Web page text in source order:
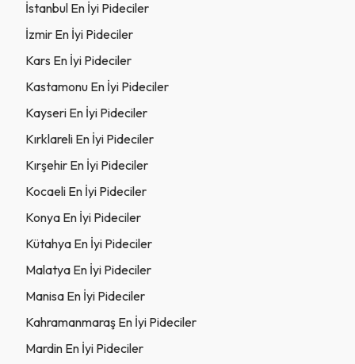
İstanbul En İyi Pideciler
İzmir En İyi Pideciler
Kars En İyi Pideciler
Kastamonu En İyi Pideciler
Kayseri En İyi Pideciler
Kırklareli En İyi Pideciler
Kırşehir En İyi Pideciler
Kocaeli En İyi Pideciler
Konya En İyi Pideciler
Kütahya En İyi Pideciler
Malatya En İyi Pideciler
Manisa En İyi Pideciler
Kahramanmaraş En İyi Pideciler
Mardin En İyi Pideciler